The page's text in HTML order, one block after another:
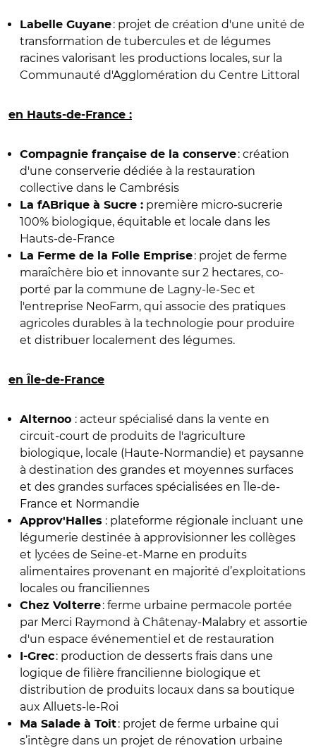
Labelle Guyane: projet de création d'une unité de
transformation de tubercules et de légumes
racines valorisant les productions locales, sur la
Communauté d'Agglomération du Centre Littoral
en Hauts-de-France :
Compagnie française de la conserve: création
d'une conserverie dédiée à la restauration
collective dans le Cambrésis
La fABrique à Sucre : première micro-sucrerie
100% biologique, équitable et locale dans les
Hauts-de-France
La Ferme de la Folle Emprise: projet de ferme
maraîchère bio et innovante sur 2 hectares, co-
porté par la commune de Lagny-le-Sec et
l'entreprise NeoFarm, qui associe des pratiques
agricoles durables à la technologie pour produire
et distribuer localement des légumes.
en Île-de-France
Alternoo : acteur spécialisé dans la vente en
circuit-court de produits de l'agriculture
biologique, locale (Haute-Normandie) et paysanne
à destination des grandes et moyennes surfaces
et des grandes surfaces spécialisées en Île-de-
France et Normandie
Approv'Halles : plateforme régionale incluant une
légumerie destinée à approvisionner les collèges
et lycées de Seine-et-Marne en produits
alimentaires provenant en majorité d’exploitations
locales ou franciliennes
Chez Volterre: ferme urbaine permacole portée
par Merci Raymond à Châtenay-Malabry et assortie
d'un espace événementiel et de restauration
I-Grec: production de desserts frais dans une
logique de filière francilienne biologique et
distribution de produits locaux dans sa boutique
aux Alluets-le-Roi
Ma Salade à Toit: projet de ferme urbaine qui
s’intègre dans un projet de rénovation urbaine